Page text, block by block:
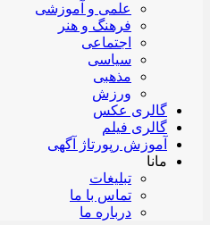
علمی و آموزشی
فرهنگ و هنر
اجتماعی
سیاسی
مذهبی
ورزش
گالری عکس
گالری فیلم
آموزش رپورتاژ آگهی
مانا
تبلیغات
تماس با ما
درباره ما